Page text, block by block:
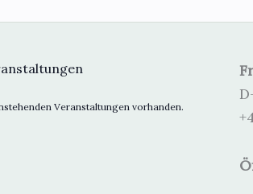
Veranstaltungen vorhanden.